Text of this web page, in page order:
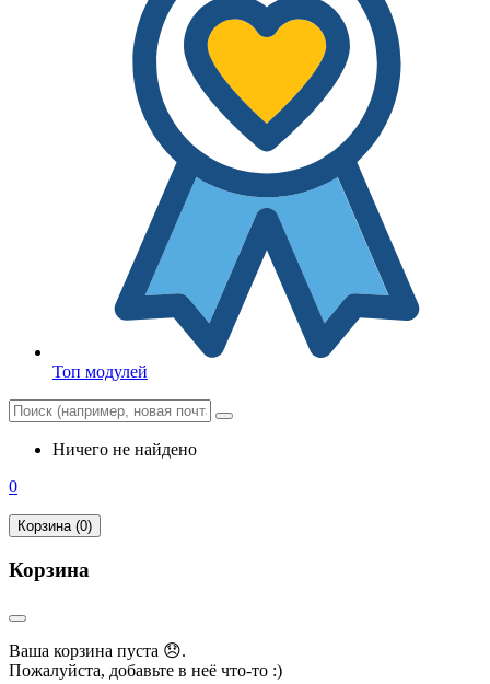
Топ модулей
Ничего не найдено
0
Корзина (0)
Корзина
Ваша корзина пуста 😞.
Пожалуйста, добавьте в неё что-то :)